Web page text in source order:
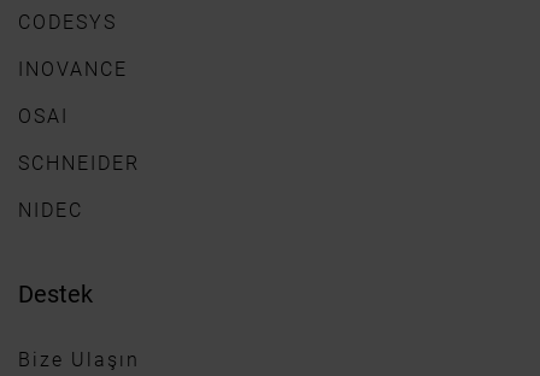
CODESYS
INOVANCE
OSAI
SCHNEIDER
NIDEC
Destek
Bize Ulaşın